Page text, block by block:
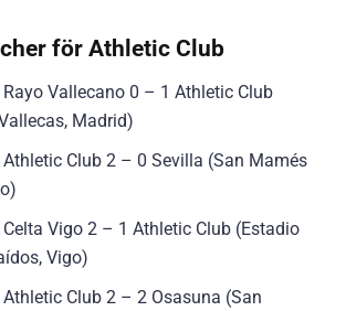
för Athletic Club
Vallecano 0 – 1 Athletic Club
Madrid)
Club 2 – 0 Sevilla (San Mamés
Vigo 2 – 1 Athletic Club (Estadio
Vigo)
Club 2 – 2 Osasuna (San